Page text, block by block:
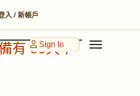
入 / 新帳戶
Sign In
有 90天早